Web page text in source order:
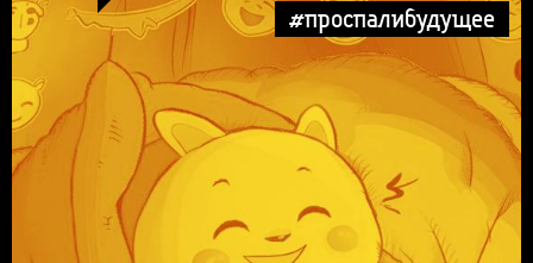
#проспалибудущее